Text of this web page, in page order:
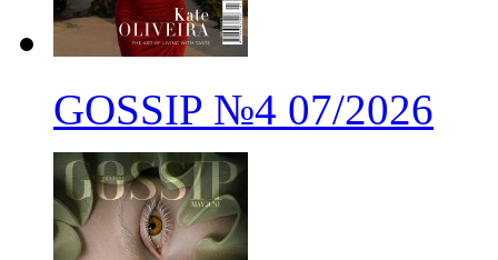
GOSSIP №4 07/2026